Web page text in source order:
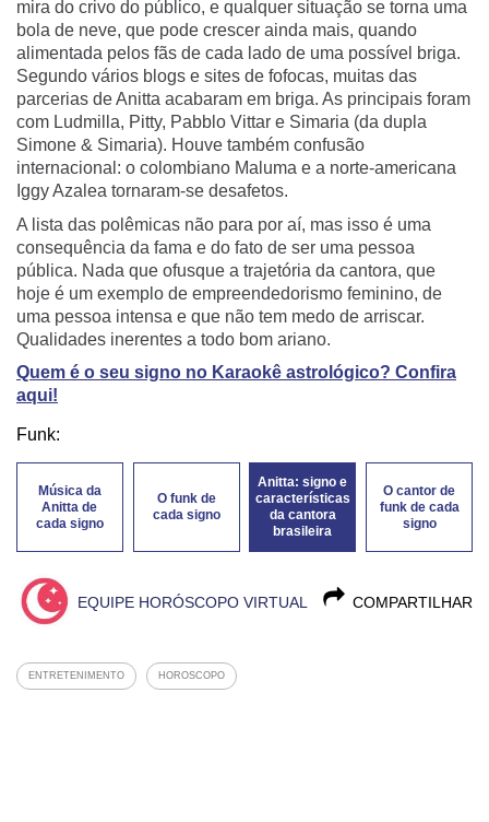
mira do crivo do público, e qualquer situação se torna uma
bola de neve, que pode crescer ainda mais, quando
alimentada pelos fãs de cada lado de uma possível briga.
Segundo vários blogs e sites de fofocas, muitas das
parcerias de Anitta acabaram em briga. As principais foram
com Ludmilla, Pitty, Pabblo Vittar e Simaria (da dupla
Simone & Simaria). Houve também confusão
internacional: o colombiano Maluma e a norte-americana
Iggy Azalea tornaram-se desafetos.
A lista das polêmicas não para por aí, mas isso é uma
consequência da fama e do fato de ser uma pessoa
pública. Nada que ofusque a trajetória da cantora, que
hoje é um exemplo de empreendedorismo feminino, de
uma pessoa intensa e que não tem medo de arriscar.
Qualidades inerentes a todo bom ariano.
Quem é o seu signo no Karaokê astrológico? Confira
aqui!
Funk:
Música da
Anitta de
cada signo
O funk de
cada signo
Anitta: signo e
características
da cantora
brasileira
O cantor de
funk de cada
signo
COMPARTILHAR
EQUIPE HORÓSCOPO VIRTUAL
ENTRETENIMENTO HOROSCOPO